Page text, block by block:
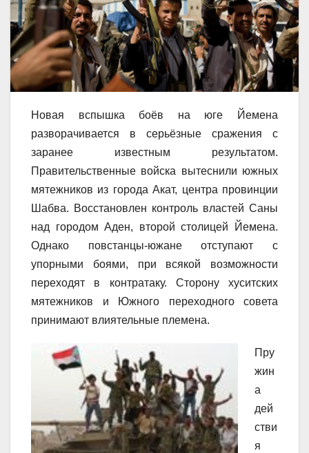
Новая вспышка боёв на юге Йемена
разворачивается в серьёзные сражения с
заранее известным результатом.
Правительственные войска вытеснили южных
мятежников из города Акат, центра провинции
Шабва. Восстановлен контроль властей Саны
над городом Аден, второй столицей Йемена.
Однако повстанцы-южане отступают с
упорными боями, при всякой возможности
переходят в контратаку. Сторону хуситских
мятежников и Южного переходного совета
принимают влиятельные племена.
Пру
жин
а
дей
стви
я